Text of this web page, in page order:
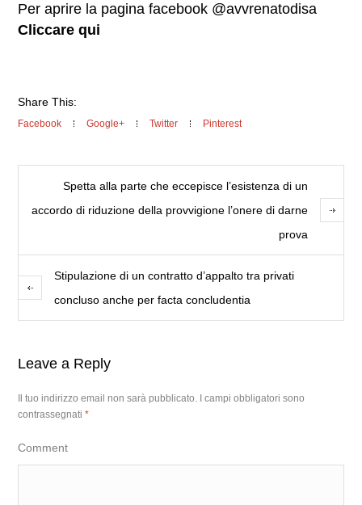
Per aprire la pagina facebook @avvrenatodisa
Cliccare qui
Share This:
Facebook Google+ Twitter Pinterest
Spetta alla parte che eccepisce l’esistenza di un
accordo di riduzione della provvigione l’onere di darne
prova
Stipulazione di un contratto d’appalto tra privati
concluso anche per facta concludentia
Leave a Reply
Il tuo indirizzo email non sarà pubblicato.
I campi obbligatori sono
contrassegnati*
Comment